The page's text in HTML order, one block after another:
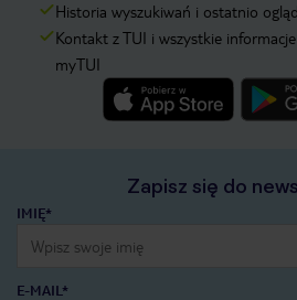
Historia wyszukiwań i ostatnio
Kontakt z TUI i wszystkie
myTUI
Zapisz się do
IMIĘ*
E-MAIL*